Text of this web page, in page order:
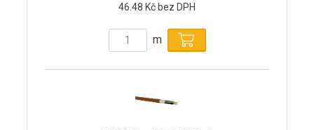
46.48 Kč bez DPH
m